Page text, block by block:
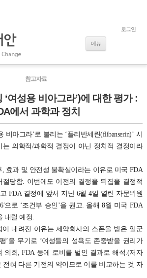
메뉴
로그인
참고자료
여성용 비아그라’)에 대한 평가 :
에서 과학과 정치
비아그라’로 불리는 ‘플리반세린(flibanserin)’ 시
는 의학적/과학적 결정이 아닌 정치적 결정이라
, 효과 및 안전성 불확실이라는 이유로 미국 FDA
당함. 이번에도 이전의 결정을 뒤집을 결정적
FDA 결정에 앞서 지난 6월 4일 열린 자문위원
으로 ‘조건부 승인’을 권고. 올해 8월 미국 FDA
내릴 예정.
이 내려진 이유는 제약회사의 스폰을 받은 일군
’을 무기로 ‘여성들의 성욕도 존중받을 권리가
의회, FDA 등에 로비를 벌인 결과로 해석.(저자
전혀 다른 기전의 약이므로 이를 비교하는 것 자